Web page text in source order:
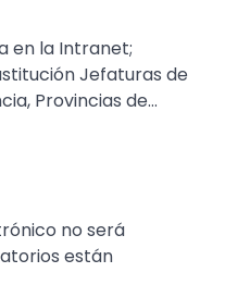
en la Intranet;
Jefaturas de
Provincias de…
no será
están